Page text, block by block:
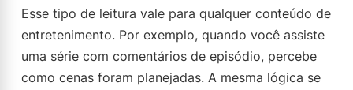
Esse tipo de leitura vale para qualquer conteúdo de
entretenimento. Por exemplo, quando você assiste
uma série com comentários de episódio, percebe
como cenas foram planejadas. A mesma lógica se